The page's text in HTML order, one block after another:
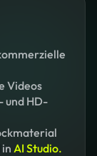
Videos
und HD-
AI Studio.